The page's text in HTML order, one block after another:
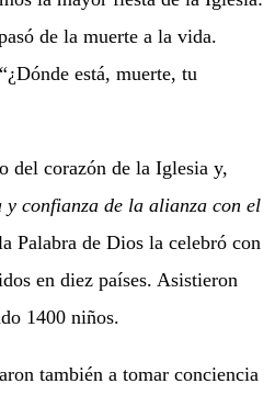
de la muerte a la vida.
está, muerte, tu
del corazón de la Iglesia y,
y confianza de la alianza con el
Palabra de Dios la celebró con
en diez países. Asistieron
1400 niños.
también a tomar conciencia